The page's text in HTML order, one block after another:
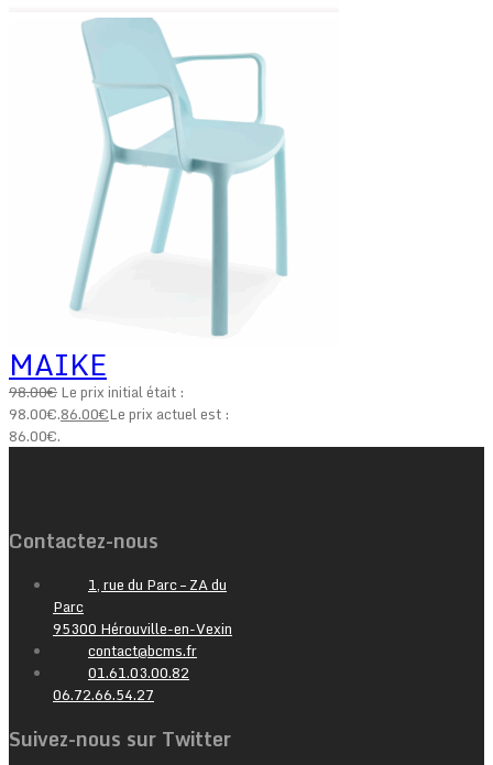
MAIKE
98.00€Le prix initial était :
98.00€.86.00€Le prix actuel est :
86.00€.
Contactez-nous
1, rue du Parc – ZA du
Parc
95300 Hérouville-en-Vexin
contact@bcms.fr
01.61.03.00.82
06.72.66.54.27
Suivez-nous sur Twitter